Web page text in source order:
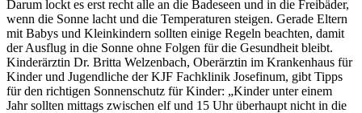
Darum lockt es erst recht alle an die Badeseen und in die Freibäder,
wenn die Sonne lacht und die Temperaturen steigen. Gerade Eltern
mit Babys und Kleinkindern sollten einige Regeln beachten, damit
der Ausflug in die Sonne ohne Folgen für die Gesundheit bleibt.
Kinderärztin Dr. Britta Welzenbach, Oberärztin im Krankenhaus für
Kinder und Jugendliche der KJF Fachklinik Josefinum, gibt Tipps
für den richtigen Sonnenschutz für Kinder: „Kinder unter einem
Jahr sollten mittags zwischen elf und 15 Uhr überhaupt nicht in die